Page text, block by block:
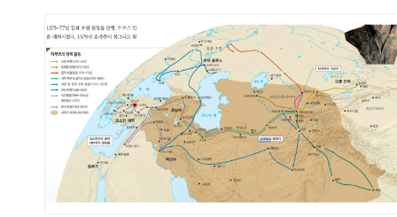
그리고 국제무대에서의 위상 제고라는 세 가지 측면에서
수교의 필요성을 인식하고 있었음을 강조하면서, 중국 역시
덩샤오핑의 언급을 인용하며 한국과의 경제협력 확대와 대만에
대한 외교적 고립 효과를 함께 기대하고 있었다고 분석했다.
수교 협상에 앞서 한국 정부는 중국과 수교한 다른 나라들의
선례를 분석하고 중국 인사들의 발언을 정리하는 등 치밀한
사전 준비를 거쳤다고 밝혔다. 1992년 8월 24일 베이징 조어대
국빈관에서 이상옥 외무장관과 첸치천 외교부장이
수교공동성명과 양해각서에 서명함으로써 한중수교가 공식
교류를 위해 마련됐다.7월 18일 학술대회 제1세션에서는
김정아 전임연구원이 'The Reception and Transformation of
Arabic Literature in Korea: A Study of 'The Jackal and the
Sea' in Oh Soo-yeon's The Golden Roof in Relation to
Kalīla wa Dimna'라는 제목의 발표를 통해 아랍 고전
『칼릴라와 딤나』가 오수연의 『황금지붕』 중 「재칼과
바다의 장」에서 수용 재구성되는 양상을 분석하고, 아랍
고전문학과 한국 현대문학이 교차하며 새로운 의미를 형성하는
'제3의 공간'을 제시했다.Ishinomaki Senshu University의